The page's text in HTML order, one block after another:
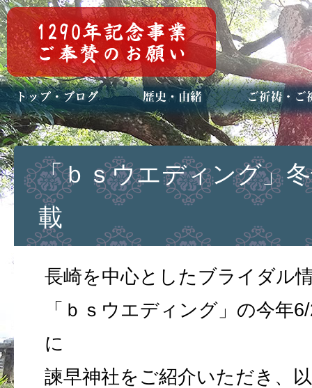
トップページ
ブログ(日々八百万)
お知らせ一覧 歴史・ご祭神
年中行事
メディア掲載 ご祈祷・ご祈
安産祈願
初宮参り
七五三詣
長寿のお祝い
神前結婚式
厄祓い・方位
車のお祓い
地鎮祭
神葬祭（神式
「ｂｓウエディング」
載
長崎を中心としたブライダル
「ｂｓウエディング」の今年
に
諫早神社をご紹介いただき、